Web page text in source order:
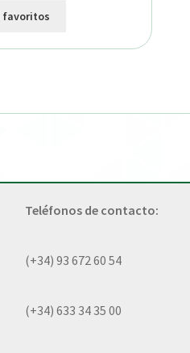
favoritos
Teléfonos de contacto:
(+34) 93 672 60 54
(+34) 633 34 35 00